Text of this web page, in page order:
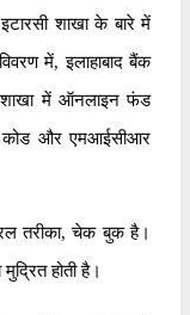
शाखा के बारे में
में, इलाहाबाद बैंक
शाखा में ऑनलाइन फंड
कोड और एमआईसीआर
तरीका, चेक बुक है।
होती है।